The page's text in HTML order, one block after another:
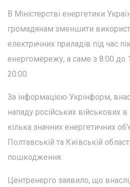
В Міністерстві енергетики
громадянам зменшити
електричних приладів під час
енергомережу, а саме з 8:00 до
20:00.
За інформацією Укрінформ,
нападу російських військових в
кілька значних енергетичних
Полтавській та Київській
пошкодження.
Центренерго заявило, що